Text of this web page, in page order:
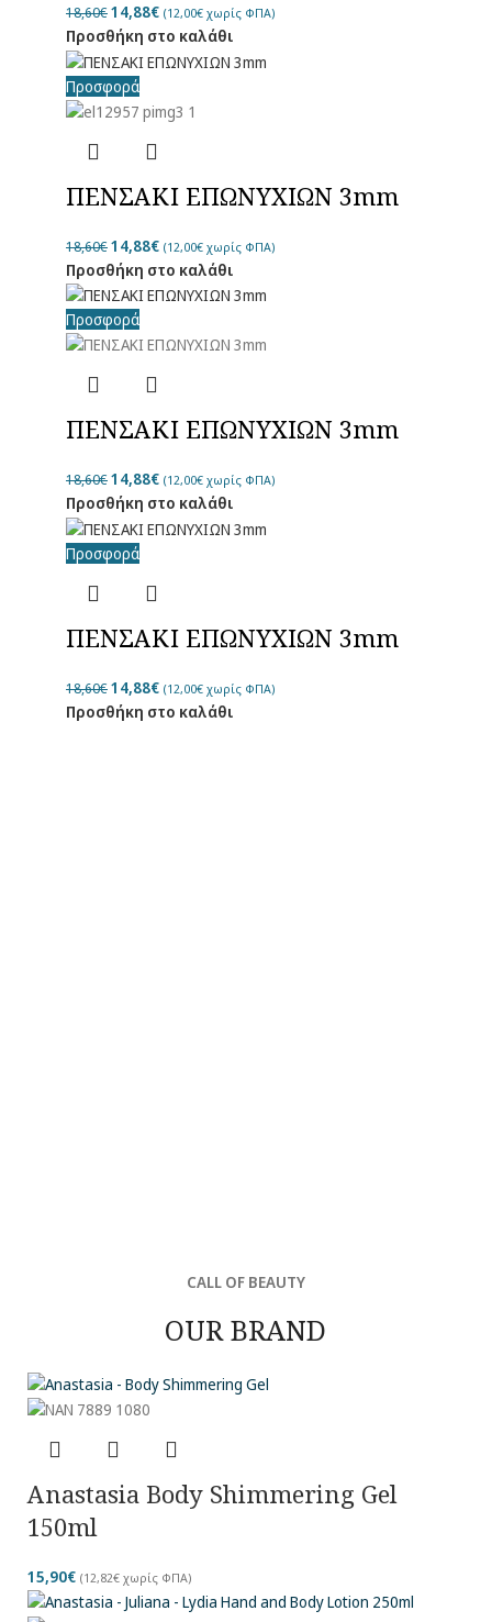
18,60€14,88€ (12,00€ χωρίς ΦΠΑ)
Προσθήκη στο καλάθι
Προσφορά
ΠΕΝΣΑΚΙ EΠΩΝΥΧΙΩΝ 3mm
18,60€14,88€ (12,00€ χωρίς ΦΠΑ)
Προσθήκη στο καλάθι
Προσφορά
ΠΕΝΣΑΚΙ EΠΩΝΥΧΙΩΝ 3mm
18,60€14,88€ (12,00€ χωρίς ΦΠΑ)
Προσθήκη στο καλάθι
Προσφορά
ΠΕΝΣΑΚΙ EΠΩΝΥΧΙΩΝ 3mm
18,60€14,88€ (12,00€ χωρίς ΦΠΑ)
Προσθήκη στο καλάθι
CALL OF BEAUTY
OUR BRAND
Anastasia Body Shimmering Gel
150ml
15,90€ (12,82€ χωρίς ΦΠΑ)